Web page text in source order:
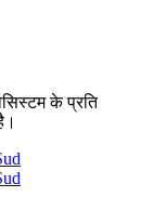
के प्रति